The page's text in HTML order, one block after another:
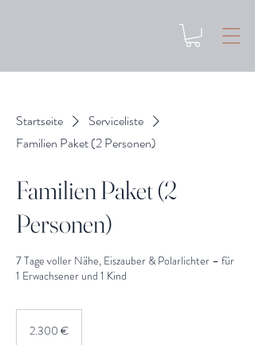
Startseite
Serviceliste
Familien Paket (2 Personen)
Familien Paket (2
Personen)
7 Tage voller Nähe, Eiszauber & Polarlichter – für
1 Erwachsener und 1 Kind
2.300 €